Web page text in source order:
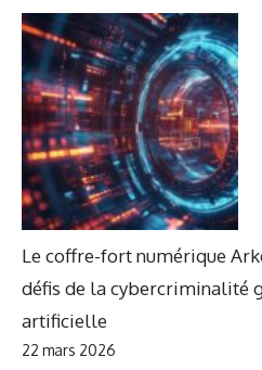
Le coffre-fort numérique
défis de la cybercriminalité
artificielle
22 mars 2026